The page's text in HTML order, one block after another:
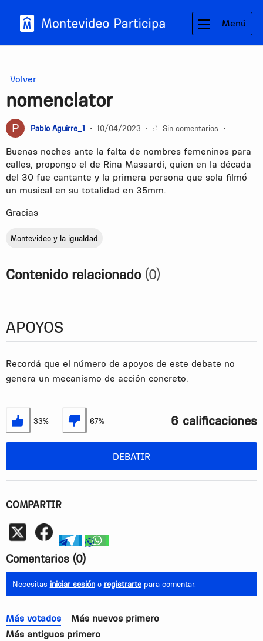
Menú
Volver
nomenclator
Pablo Aguirre_1 • 10/04/2023 • Sin comentarios •
Buenas noches ante la falta de nombres femeninos para
calles, propongo el de Rina Massardi, quien en la década
del 30 fue cantante y la primera persona que sola filmó
un musical en su totalidad en 35mm.
Gracias
Montevideo y la igualdad
Contenido relacionado (0)
APOYOS
Recordá que el número de apoyos de este debate no
genera un mecanismo de acción concreto.
Estoy de acuerdo
33%
No estoy de acuerdo
67% 6 calificaciones
DEBATIR
COMPARTIR
telegramwhatsapp
Comentarios (0)
Necesitas iniciar sesióno registrartepara comentar.
Más votados
Más nuevos primero
Más antiguos primero